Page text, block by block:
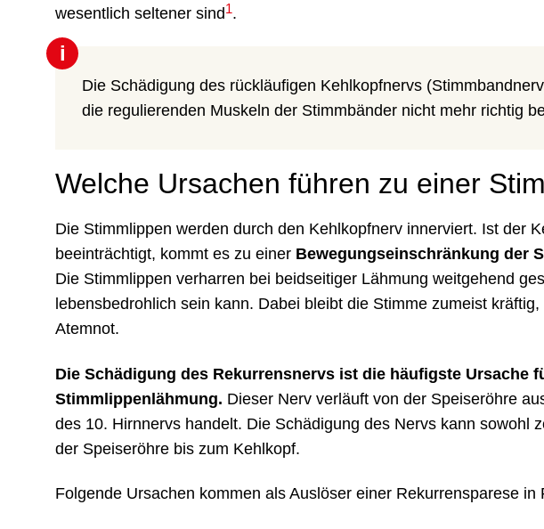
wesentlich seltener sind1.
i
Die Schädigung des rückläufigen Kehlkopfnervs
die regulierenden Muskeln der Stimmbänder nicht mehr richtig
Welche Ursachen führen zu einer
Die Stimmlippen werden durch den Kehlkopfnerv innerviert. Ist der
beeinträchtigt, kommt es zu einer Bewegungseinschränkung der
Die Stimmlippen verharren bei beidseitiger Lähmung weitgehend
lebensbedrohlich sein kann. Dabei bleibt die Stimme zumeist
Atemnot.
Die Schädigung des Rekurrensnervs ist die häufigste Ursache
Stimmlippenlähmung. Dieser Nerv verläuft von der Speiseröhre
des 10. Hirnnervs handelt. Die Schädigung des Nervs kann sowohl
der Speiseröhre bis zum Kehlkopf.
Folgende Ursachen kommen als Auslöser einer Rekurrensparese in